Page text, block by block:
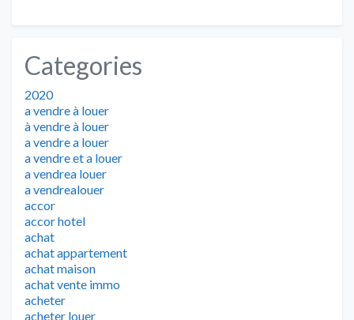
Categories
2020
a vendre à louer
à vendre à louer
a vendre a louer
a vendre et a louer
a vendrea louer
a vendrealouer
accor
accor hotel
achat
achat appartement
achat maison
achat vente immo
acheter
acheter louer